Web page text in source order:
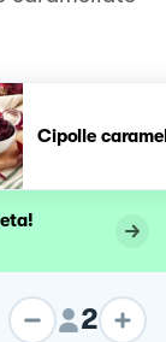
Cipolle
2